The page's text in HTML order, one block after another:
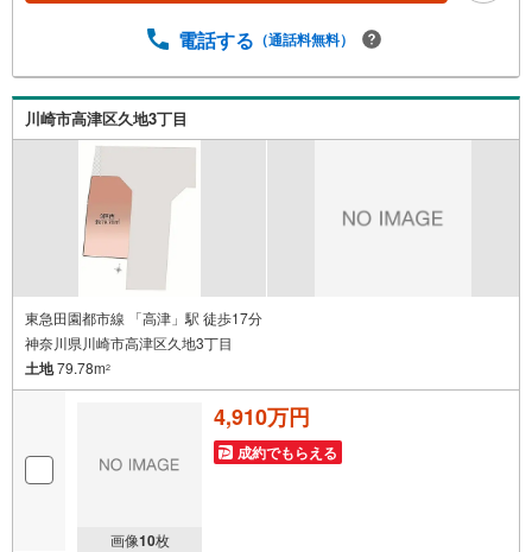
送迎します。・チャイルドシートのご用意ございます。◎
方も大歓迎です！年間8000棟以上の限定物件を発表してい
るオープンハウスだから出会える物件が多数ございます。
ぜひお気軽にご連絡・ご相談ください！※限定物件:当社の
み、もしくは当社を含めた数社でのみご紹介可能なオープ
ンハウス・ディベロップメントの物件
電話する （通話料無料）
川崎市高津区久地3丁目
東急田園都市線 「高津」駅 徒歩17分
神奈川県川崎市高津区久地3丁目
土地79.78m2
画像10枚
4,910万円
成約でもらえる